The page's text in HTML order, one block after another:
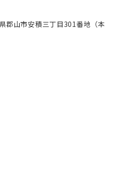
郡山市安積三丁目301番地（本